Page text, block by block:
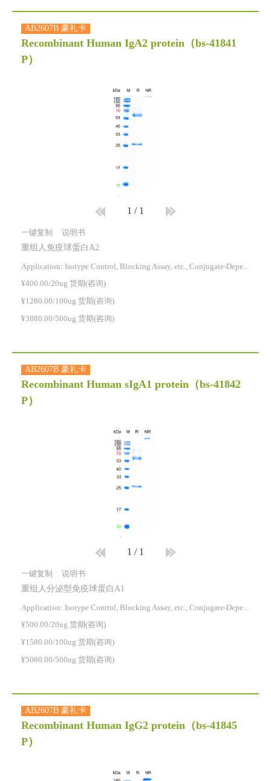
AB2607B 豪礼卡
Recombinant Human IgA2 protein （bs-41841
P）
1 / 1
一键复制 说明书
重组人免疫球蛋白A2
Application: Isotype Control, Blocking Assay, etc., Conjugate-Dependent.
¥400.00/20ug 货期(咨询)
¥1280.00/100ug 货期(咨询)
¥3880.00/500ug 货期(咨询)
AB2607B 豪礼卡
Recombinant Human sIgA1 protein （bs-41842
P）
1 / 1
一键复制 说明书
重组人分泌型免疫球蛋白A1
Application: Isotype Control, Blocking Assay, etc., Conjugate-Dependent.
¥500.00/20ug 货期(咨询)
¥1580.00/100ug 货期(咨询)
¥5080.00/500ug 货期(咨询)
AB2607B 豪礼卡
Recombinant Human IgG2 protein （bs-41845
P）